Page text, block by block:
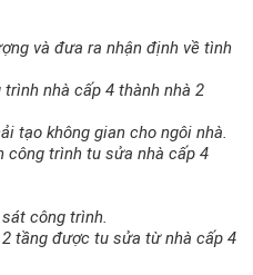
và đưa ra nhận định về tình
nhà cấp 4 thành nhà 2
tạo không gian cho ngôi nhà.
công trình tu sửa nhà cấp 4
công trình.
tầng được tu sửa từ nhà cấp 4